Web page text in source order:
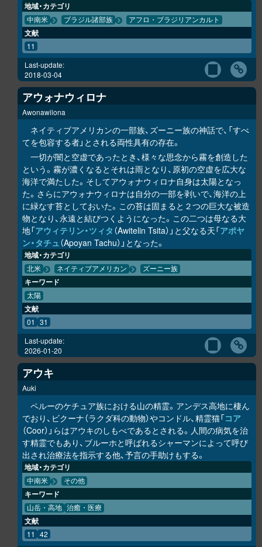
地域・カテゴリ
中南米 ブラジル諸部族 アフロ・ブラジリアンカルト
文献
11
Last-update:
2018-03-04
アウォナウィロナ
Awonawilona
ネイティブアメリカンの一部族、ズーニー族の神話で、「すべ
てを包容する者」とされる両性具有の存在。
一切が闇と空虚であったとき、様々な思念から霧を創造した
という。霧が濃くなるとそれは雨となり、原初の空虚を広大な
海洋で満たした。そしてアウォナウィロナ自身は太陽となっ
た。さらにアウォナウィロナは自分の一部を剥いで、海洋の上
に緑なす苔としておいた。この苔は固まると２つの巨大な被造
物となり、永遠と結びつくようになった。この二つは母なる大
地「アウィテリン・ツィタ （Awitelin Tsita）」と父なる天「アポヤ
ン・タチュ（Apoyan Tachu）」となった。
地域・カテゴリ
北米 ネイティブアメリカン ズーニー族
キーワード
太陽
文献
01 31
Last-update:
2026-01-20
アウキ
Auki
ペルーのケチュア族における山の精霊。アンデス高地に棲ん
でおり、ビクーナ（ラクダ科の動物）やコンドル、精霊猫「コア
（Coor）」らはアウキのしもべであるとされる。人間の病気を治
す精霊でもあり、ブルーホと呼ばれるシャーマンによって呼び
出され治療法を指示する他、予言の手助けもする。
地域・カテゴリ
中南米 その他
キーワード
山岳・高地 治癒・医療
文献
11 42